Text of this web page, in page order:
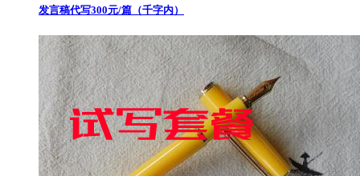
发言稿代写300元/篇（千字内）